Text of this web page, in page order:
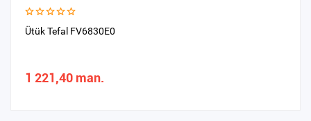
Ütük Tefal FV6830E0
1 221,40 man.